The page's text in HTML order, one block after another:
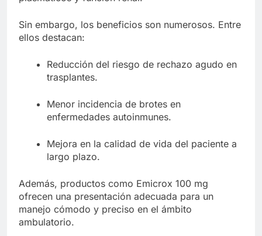
Sin embargo, los beneficios son numerosos. Entre
ellos destacan:
Reducción del riesgo de rechazo agudo en
trasplantes.
Menor incidencia de brotes en
enfermedades autoinmunes.
Mejora en la calidad de vida del paciente a
largo plazo.
Además, productos como Emicrox 100 mg
ofrecen una presentación adecuada para un
manejo cómodo y preciso en el ámbito
ambulatorio.